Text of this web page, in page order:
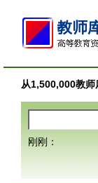
从1,500,000教师
刚刚：